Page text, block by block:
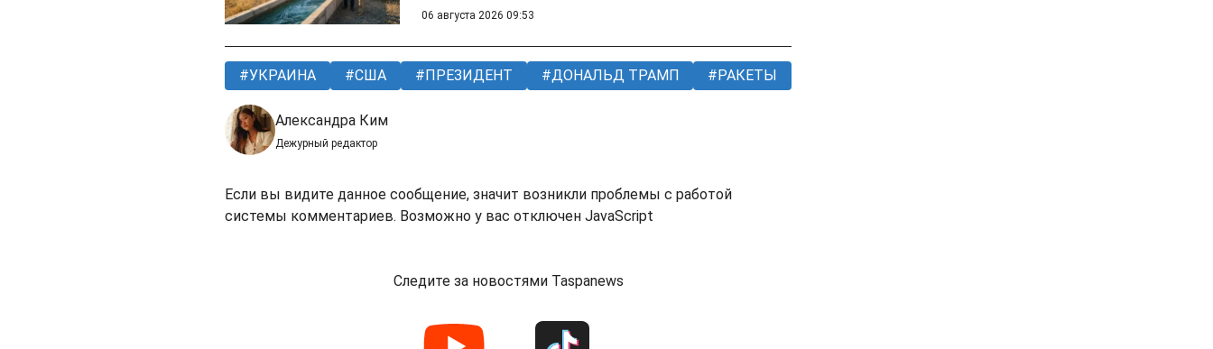
06 августа 2026 09:53
УКРАИНА США ПРЕЗИДЕНТ ДОНАЛЬД ТРАМП РАКЕТЫ
Александра Ким
Дежурный редактор
Если вы видите данное сообщение, значит возникли проблемы с работой
системы комментариев. Возможно у вас отключен JavaScript
Следите за новостями Taspanews